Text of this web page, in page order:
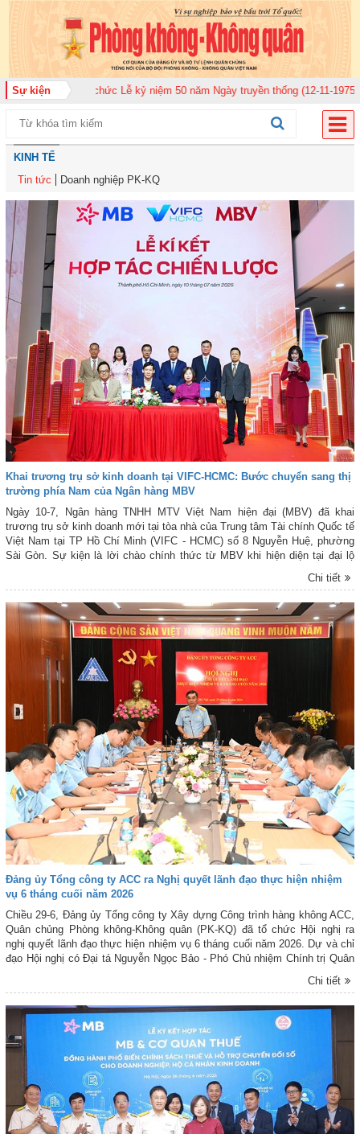
Sự kiện
tổ chức Lễ kỷ niệm 50 năm Ngày truyền thống (12-11-1975/12-11-2025)
KINH TẾ
Tin tức
Doanh nghiệp PK-KQ
Khai trương trụ sở kinh doanh tại VIFC-HCMC: Bước chuyển sang thị
trường phía Nam của Ngân hàng MBV
Ngày 10-7, Ngân hàng TNHH MTV Việt Nam hiện đại (MBV) đã khai
trương trụ sở kinh doanh mới tại tòa nhà của Trung tâm Tài chính Quốc tế
Việt Nam tại TP Hồ Chí Minh (VIFC - HCMC) số 8 Nguyễn Huệ, phường
Sài Gòn. Sự kiện là lời chào chính thức từ MBV khi hiện diện tại đại lộ
Nguyễn Huệ, mở đầu cho bước đồng hành cùng hạ tầng tài chính mới của
Thành phố. Đây cũng là công trình ý nghĩa chào mừng kỷ niệm 50 năm
30 năm Ngân hàng Thương mại Cổ phần Quân đội (MB) có mặt tại khu
vực phía Nam.
Chi tiết
Đảng ủy Tổng công ty ACC ra Nghị quyết lãnh đạo thực hiện nhiệm
vụ 6 tháng cuối năm 2026
Chiều 29-6, Đảng ủy Tổng công ty Xây dựng Công trình hàng không ACC,
Quân chủng Phòng không-Không quân (PK-KQ) đã tổ chức Hội nghị ra
nghị quyết lãnh đạo thực hiện nhiệm vụ 6 tháng cuối năm 2026. Dự và chỉ
đạo Hội nghị có Đại tá Nguyễn Ngọc Bảo - Phó Chủ nhiệm Chính trị Quân
Chi tiết